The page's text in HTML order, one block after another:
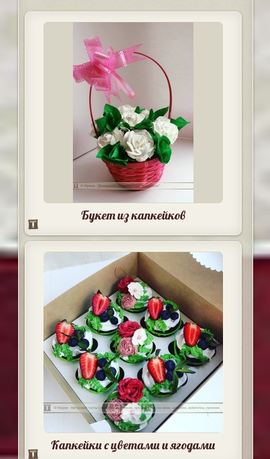
Букет из капкейков
Капкейки с цветами и ягодами